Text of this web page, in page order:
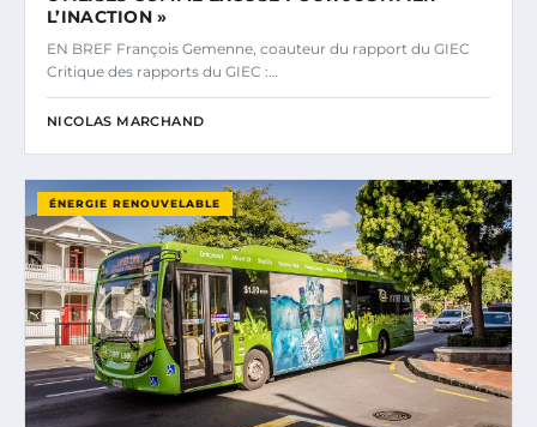
L’INACTION »
EN BREF François Gemenne, coauteur du rapport du GIEC
Critique des rapports du GIEC :…
NICOLAS MARCHAND
ÉNERGIE RENOUVELABLE